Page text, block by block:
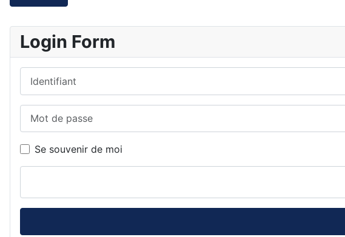
Login Form
Se souvenir de moi